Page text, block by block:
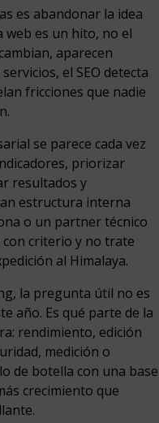
es abandonar la idea
web es un hito, no el
aparecen
el SEO detecta
fricciones que nadie
se parece cada vez
priorizar
resultados y
estructura interna
o un partner técnico
con criterio y no trate
al Himalaya.
la pregunta útil no es
año. Es qué parte de la
rendimiento, edición
medición o
de botella con una base
crecimiento que